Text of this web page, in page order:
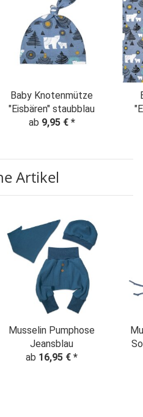
Baby Knotenmütze
"Eisbären" staubblau
ab 9,95 € *
Artikel
Musselin Pumphose
Jeansblau
ab 16,95 € *